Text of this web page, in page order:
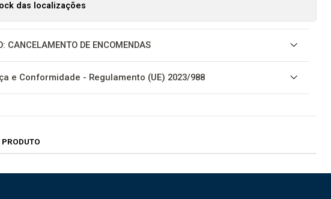
das localizações
CANCELAMENTO DE ENCOMENDAS
e Conformidade - Regulamento (UE) 2023/988